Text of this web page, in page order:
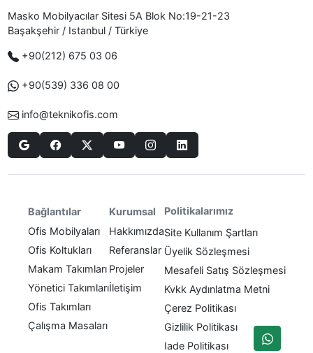
Masko Mobilyacılar Sitesi 5A Blok No:19-21-23
Başakşehir / Istanbul / Türkiye
+90(212) 675 03 06
+90(539) 336 08 00
info@teknikofis.com
Bağlantılar
Ofis Mobilyaları
Ofis Koltukları
Makam Takımları
Yönetici Takımları
Ofis Takımları
Çalışma Masaları
Kurumsal
Hakkımızda
Referanslar
Projeler
İletişim
Politikalarımız
Site Kullanım Şartları
Üyelik Sözleşmesi
Mesafeli Satış Sözleşmesi
Kvkk Aydınlatma Metni
Çerez Politikası
Gizlilik Politikası
Iade Politikası